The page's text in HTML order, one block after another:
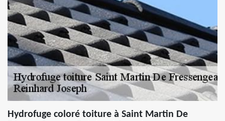
Hydrofuge coloré toiture à Saint Martin De